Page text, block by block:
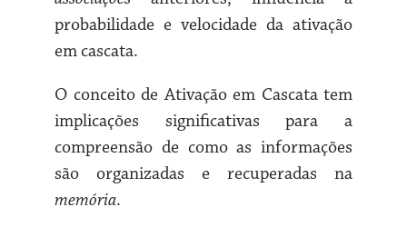
probabilidade e velocidade da ativação
em cascata.
O conceito de Ativação em Cascata tem
implicações significativas para a
compreensão de como as informações
são organizadas e recuperadas na
memória.